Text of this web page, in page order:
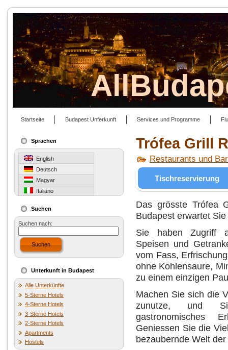
Startseite Budapest Unferkunft Services und Programme
Sprachen
English
Deutsch
Magyar
Italiano
Suchen
Suchen nach:
Suchen
Unterkunft in Budapest
Alle Unterkünfte
5-Sterne Hotels
4-Sterne Hotels
3-Sterne Hotels
2-Sterne Hotels
Apartments
Hostels
Trófea Grill
Restaurants und
Tischreservierung
Das grösste Trófea
Budapest erwartet
Sie haben Zugriff
Speisen und
vom Fass,
ohne Kohlensaure,
zu einem einzigen
Machen Sie sich die
zunutze, und
gastronomisches
Geniessen Sie die
bezaubernde Welt